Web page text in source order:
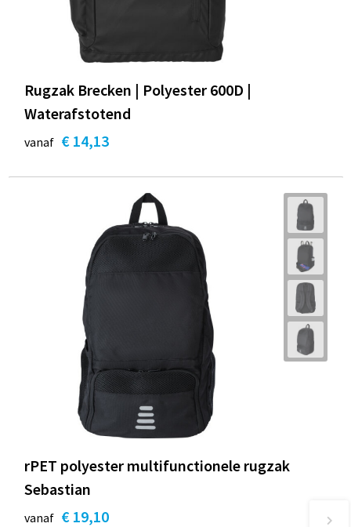
Rugzak Brecken | Polyester 600D |
Waterafstotend
vanaf € 14,13
rPET polyester multifunctionele rugzak
Sebastian
vanaf € 19,10